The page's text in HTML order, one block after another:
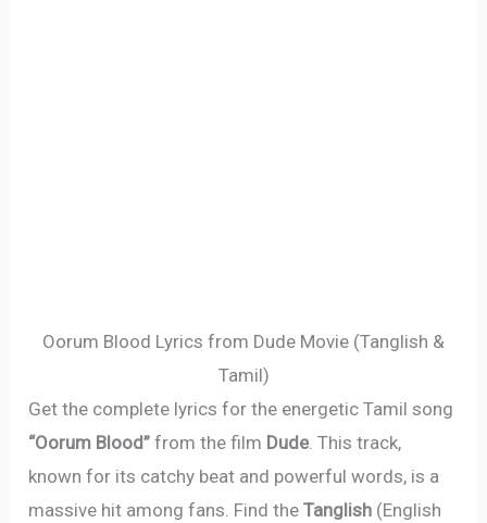
Oorum Blood Lyrics from Dude Movie (Tanglish &
Tamil)
Get the complete lyrics for the energetic Tamil song
“Oorum Blood” from the film Dude. This track,
known for its catchy beat and powerful words, is a
massive hit among fans. Find theTanglish (English